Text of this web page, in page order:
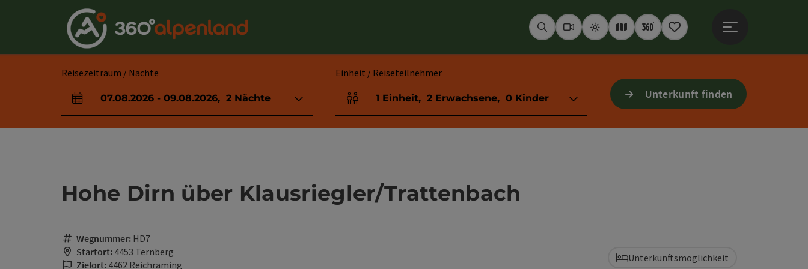
Accesskey
[0]
Zur NavigationAccesskey
[1]
Zum Seitenanfang[2]
Zur Kontaktseite Accesskey
[3]
Accesskey
[4]
Zum ImpressumAccesskey
[5]
Zu den Hinweisen zur Bedienung der Website
Zur StartseiteAccesskey
[7]
SuchenWebcams
WetterInteraktive Karte
360° Panoramen
Merkzettel
Reisezeitraum / Nächte
An- und Abreisefelder
07.08.2026 - 09.08.2026, 2 Nächte
Einheit / Reiseteilnehmer
Einheitenanzahl und Personenfelder
1 Einheit, 2 Erwachsene, 0 Kinder Unterkunft finden
Hohe Dirn über Klausriegler/Trattenbach
Wegnummer: HD7
Startort: 4453 Ternberg
Zielort: 4462 Reichraming
Unterkunftsmöglichkeit